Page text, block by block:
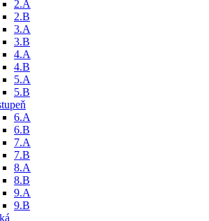
2.A
2.B
3.A
3.B
4.A
4.B
5.A
5.B
6.A
6.B
7.A
7.B
8.A
8.B
9.A
9.B